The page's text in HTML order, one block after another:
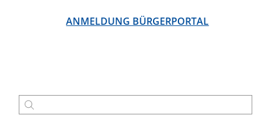
ANMELDUNG BÜRGERPORTAL